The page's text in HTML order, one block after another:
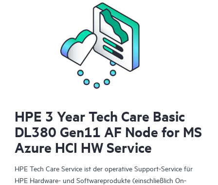
HPE 3 Year Tech Care Basic
DL380 Gen11 AF Node for MS
Azure HCI HW Service
HPE Tech Care Service ist der operative Support-Service für
HPE Hardware- und Softwareprodukte (einschließlich On-